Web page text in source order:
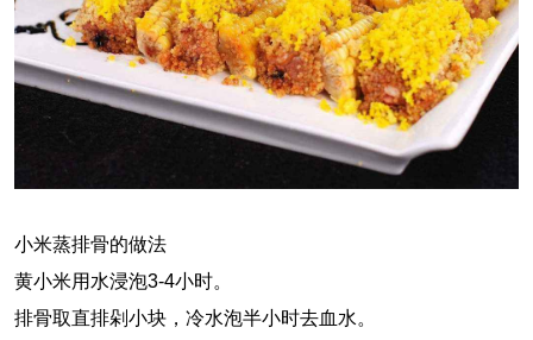
小米蒸排骨的做法
黄小米用水浸泡3-4小时。
排骨取直排剁小块，冷水泡半小时去血水。